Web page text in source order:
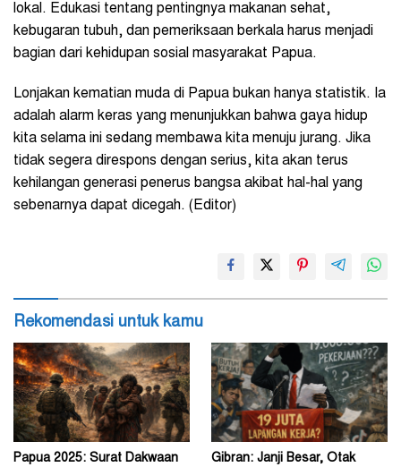
lokal. Edukasi tentang pentingnya makanan sehat,
kebugaran tubuh, dan pemeriksaan berkala harus menjadi
bagian dari kehidupan sosial masyarakat Papua.
Lonjakan kematian muda di Papua bukan hanya statistik. Ia
adalah alarm keras yang menunjukkan bahwa gaya hidup
kita selama ini sedang membawa kita menuju jurang. Jika
tidak segera direspons dengan serius, kita akan terus
kehilangan generasi penerus bangsa akibat hal-hal yang
sebenarnya dapat dicegah. (Editor)
Rekomendasi untuk kamu
Papua 2025: Surat Dakwaan
Gibran: Janji Besar, Otak